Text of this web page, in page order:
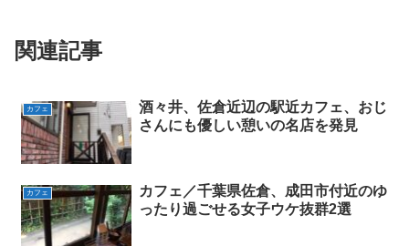
関連記事
カフェ
酒々井、佐倉近辺の駅近カフェ、おじ
さんにも優しい憩いの名店を発見
カフェ
カフェ／千葉県佐倉、成田市付近のゆ
ったり過ごせる女子ウケ抜群2選